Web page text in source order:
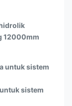
12000mm
untuk sistem
sistem